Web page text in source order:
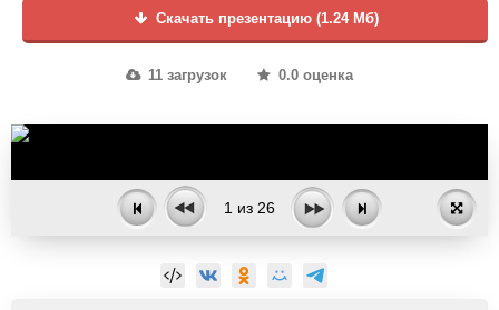
Скачать презентацию (1.24 Мб)
11 загрузок 0.0 оценка
1 из 26